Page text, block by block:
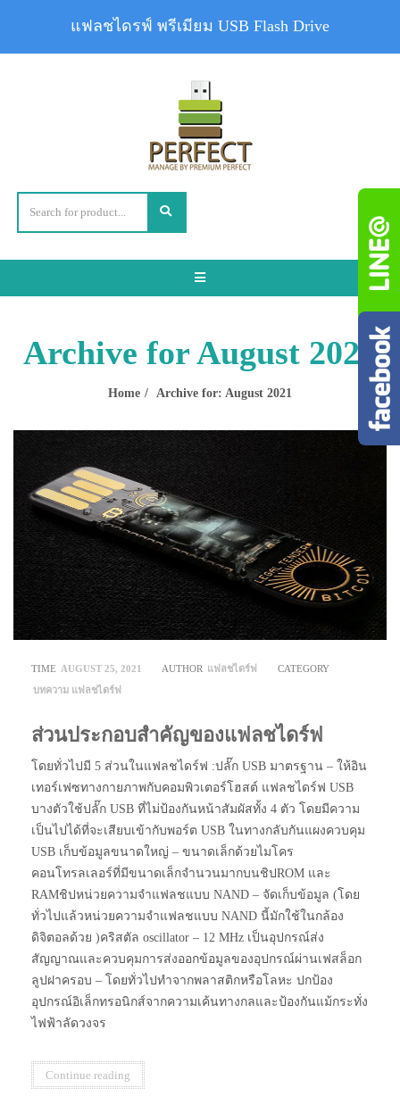
Toggle
Archive for August 2021
Home Archive for: August 2021
TIME AUGUST 25, 2021 AUTHOR แฟลชไดร์ฟ
CATEGORY
บทความ แฟลชไดร์ฟ
ส่วนประกอบสำคัญของแฟลชไดร์ฟ
โดยทั่วไปมี 5 ส่วนในแฟลชไดร์ฟ :ปลั๊ก USB มาตรฐาน – ให้อิน
เทอร์เฟซทางกายภาพกับคอมพิวเตอร์โฮสต์ แฟลชไดร์ฟ USB
บางตัวใช้ปลั๊ก USB ที่ไม่ป้องกันหน้าสัมผัสทั้ง 4 ตัว โดยมีความ
เป็นไปได้ที่จะเสียบเข้ากับพอร์ต USB ในทางกลับกันแผงควบคุม
USB เก็บข้อมูลขนาดใหญ่ – ขนาดเล็กด้วยไมโคร
คอนโทรลเลอร์ที่มีขนาดเล็กจำนวนมากบนชิปROM และ
RAMชิปหน่วยความจำแฟลชแบบ NAND – จัดเก็บข้อมูล (โดย
ทั่วไปแล้วหน่วยความจำแฟลชแบบ NAND นี้มักใช้ในกล้อง
ดิจิตอลด้วย )คริสตัล oscillator – 12 MHz เป็นอุปกรณ์ส่ง
สัญญาณและควบคุมการส่งออกข้อมูลของอุปกรณ์ผ่านเฟสล็อก
ลูปฝาครอบ – โดยทั่วไปทำจากพลาสติกหรือโลหะ ปกป้อง
อุปกรณ์อิเล็กทรอนิกส์จากความเค้นทางกลและป้องกันแม้กระทั่ง
ไฟฟ้าลัดวงจร
Continue reading
แฟลชไดรฟ์ พรีเมียม USB Flash Drive